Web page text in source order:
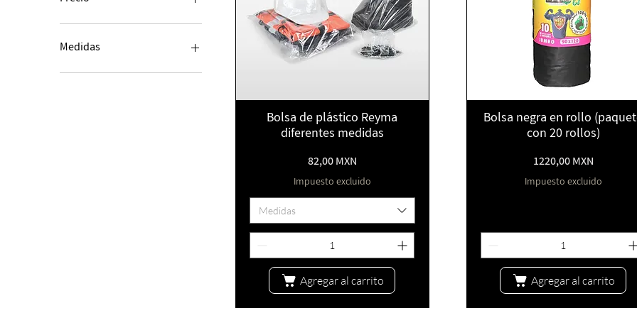
82 MXN 1220 MXN
Medidas
20x30 cm.
Vista rápida
Bolsa de plástico Reyma
diferentes medidas
Precio
82,00 MXN
Impuesto excluido
Medidas
Agregar al carrito
Vista rápida
Bolsa negra en rollo
con 20 rollos)
Precio
1220,00 MXN
Impuesto excluido
Agregar al carrito